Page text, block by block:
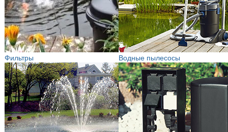
Фильтры Водные пылесосы